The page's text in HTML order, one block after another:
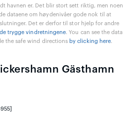
havnen er. Det blir stort sett riktig, men noen
dataene om høydenivåer gode nok til at
Det er derfor til stor hjelp for andre
trygge vindretningene. You can see the data
the safe wind directions by clicking here.
Gästhamn